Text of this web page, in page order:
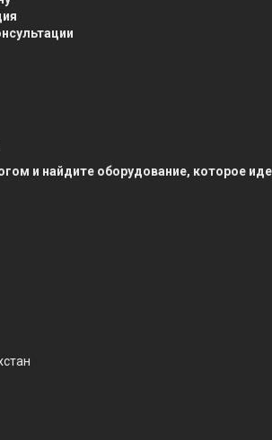
и найдите оборудование, которое